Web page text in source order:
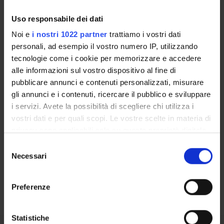
Uso responsabile dei dati
Noi e i nostri 1022 partner trattiamo i vostri dati
personali, ad esempio il vostro numero IP, utilizzando
tecnologie come i cookie per memorizzare e accedere
alle informazioni sul vostro dispositivo al fine di
pubblicare annunci e contenuti personalizzati, misurare
gli annunci e i contenuti, ricercare il pubblico e sviluppare
i servizi. Avete la possibilità di scegliere chi utilizza i
vostri dati e per quali scopi. Le vostre scelte in materia di
modificare o revocare il proprio consenso in qualsiasi
momento dalla Dichiarazione sui cookie o facendo clic
raccogliere informazioni sulla tua posizione
delNecessari
Preferenze
Statistiche
LABORATORI DI RICERCA
CENTRI DI RICERCA
BIBLIOTECHE
SPIN OFF E AZIENDE
Calendario